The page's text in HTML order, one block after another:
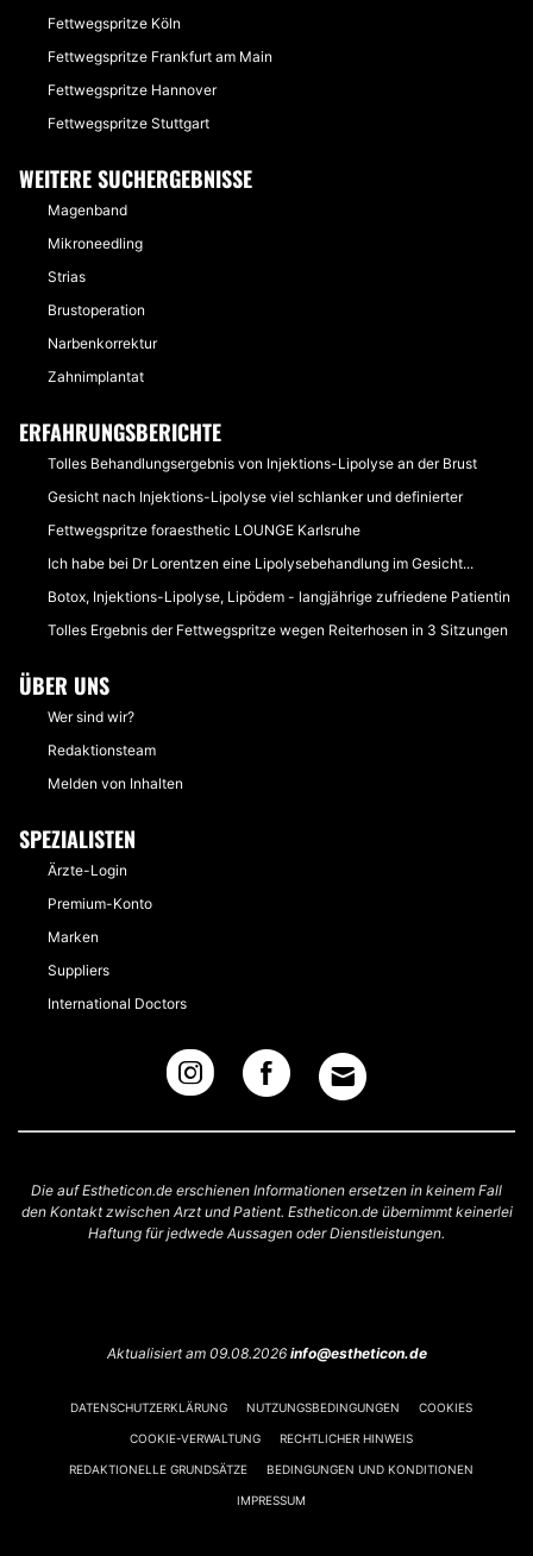
Fettwegspritze Köln
Fettwegspritze Frankfurt am Main
Fettwegspritze Hannover
Fettwegspritze Stuttgart
WEITERE SUCHERGEBNISSE
Magenband
Mikroneedling
Strias
Brustoperation
Narbenkorrektur
Zahnimplantat
ERFAHRUNGSBERICHTE
Tolles Behandlungsergebnis von Injektions-Lipolyse an der Brust
Gesicht nach Injektions-Lipolyse viel schlanker und definierter
Fettwegspritze foraesthetic LOUNGE Karlsruhe
Ich habe bei Dr Lorentzen eine Lipolysebehandlung im Gesicht...
Botox, Injektions-Lipolyse, Lipödem - langjährige zufriedene Patientin
Tolles Ergebnis der Fettwegspritze wegen Reiterhosen in 3 Sitzungen
ÜBER UNS
Wer sind wir?
Redaktionsteam
Melden von Inhalten
SPEZIALISTEN
Ärzte-Login
Premium-Konto
Marken
Suppliers
International Doctors
Die auf Estheticon.de erschienen Informationen ersetzen in keinem Fall
den Kontakt zwischen Arzt und Patient. Estheticon.de übernimmt keinerlei
Haftung für jedwede Aussagen oder Dienstleistungen.
Aktualisiert am 09.08.2026 info@estheticon.de
DATENSCHUTZERKLÄRUNG NUTZUNGSBEDINGUNGEN COOKIES
COOKIE-VERWALTUNG RECHTLICHER HINWEIS
REDAKTIONELLE GRUNDSÄTZE BEDINGUNGEN UND KONDITIONEN
IMPRESSUM